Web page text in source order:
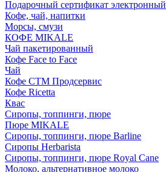
Подарочный сертификат электронный
Кофе, чай, напитки
Морсы, смузи
КОФЕ MIKALE
Чай пакетированный
Кофе Face to Face
Чай
Кофе СТМ Продсервис
Кофе Ricetta
Квас
Сиропы, топпинги, пюре
Пюре MIKALE
Сиропы, топпинги, пюре Barline
Сиропы Herbarista
Сиропы, топпинги, пюре Royal Cane
Молоко, альтернативное молоко